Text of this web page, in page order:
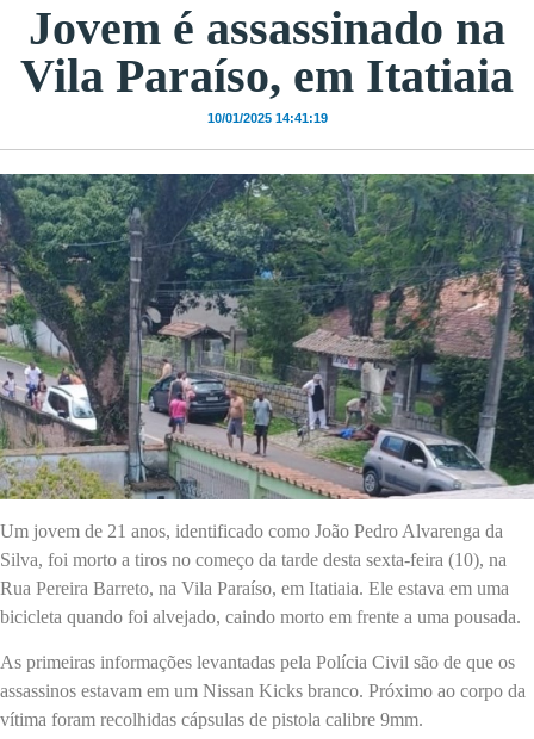
Jovem é assassinado na
Vila Paraíso, em Itatiaia
10/01/2025 14:41:19
Um jovem de 21 anos, identificado como João Pedro Alvarenga da
Silva, foi morto a tiros no começo da tarde desta sexta-feira (10), na
Rua Pereira Barreto, na Vila Paraíso, em Itatiaia. Ele estava em uma
bicicleta quando foi alvejado, caindo morto em frente a uma pousada.
As primeiras informações levantadas pela Polícia Civil são de que os
assassinos estavam em um Nissan Kicks branco. Próximo ao corpo da
vítima foram recolhidas cápsulas de pistola calibre 9mm.